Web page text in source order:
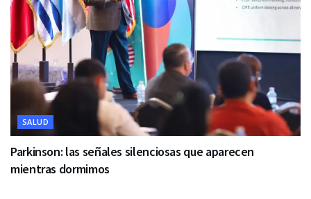
SALUD
Parkinson: las señales silenciosas que aparecen
mientras dormimos